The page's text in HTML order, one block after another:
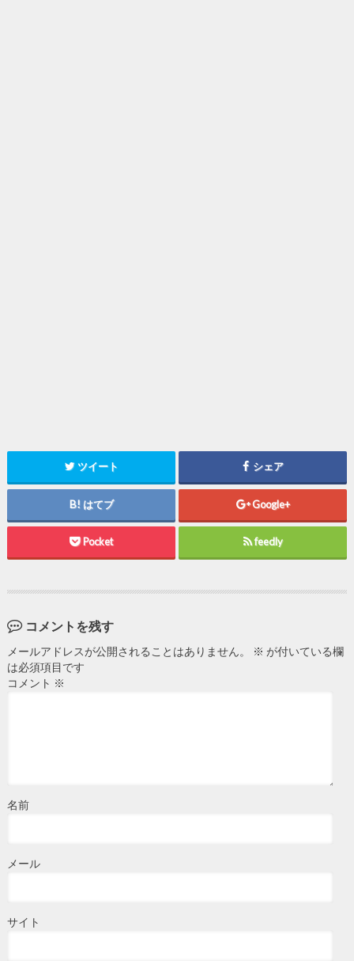
ツイート シェア
はてブ Google+
Pocket feedly
コメントを残す
メールアドレスが公開されることはありません。 ※ が付いている欄
は必須項目です
コメント ※
名前
メール
サイト